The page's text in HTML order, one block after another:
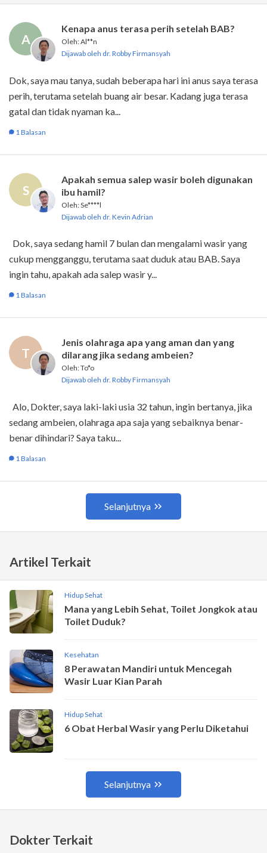
Dokter Terkait